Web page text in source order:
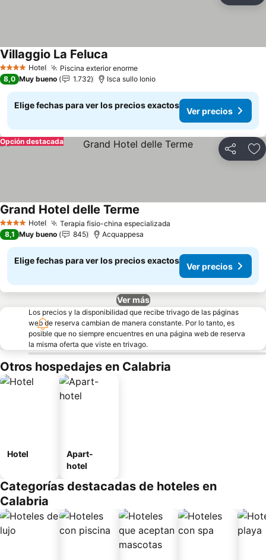
4 EstrellasHotel Piscina exterior enorme
Villaggio La Feluca
8,0 Muy bueno 1.732 Isca sullo Ionio
Elige fechas para ver los precios exactos
Ver precios
Compartir
Opción destacada
4 EstrellasHotel Terapia fisio-china especializada
Grand Hotel delle Terme
8,1 Muy bueno 845 Acquappesa
Elige fechas para ver los precios exactos
Ver precios
Ver más
Los precios y la disponibilidad que recibe trivago de las páginas
web de reserva cambian de manera constante. Por lo tanto, es
posible que no siempre encuentres en una página web de reserva
la misma oferta que viste en trivago.
Otros hospedajes en Calabria
Hotel
Apart-
hotel
Categorías destacadas de hoteles en
Calabria